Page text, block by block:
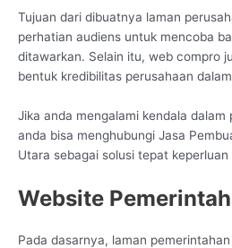
Tujuan dari dibuatnya laman
perhatian audiens untuk mencoba
ditawarkan. Selain itu, web compro
bentuk kredibilitas perusahaan
Jika anda mengalami kendala
anda bisa menghubungi Jasa
Utara sebagai solusi tepat keperluan
Website
Pada dasarnya, laman